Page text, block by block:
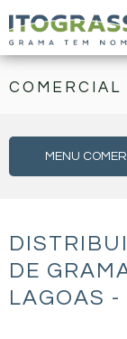
COMERCIAL
MENU
DE
LAGOAS -